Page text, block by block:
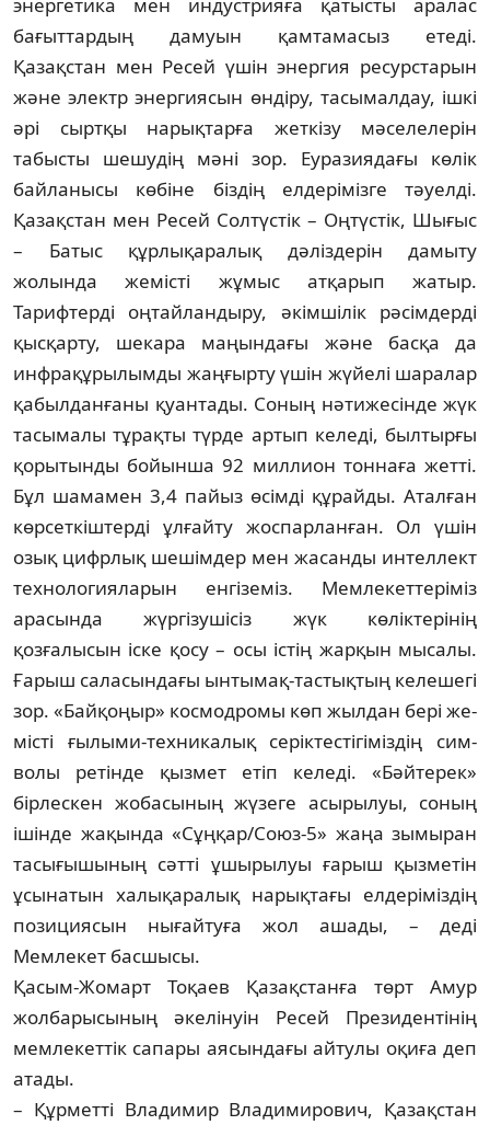
бағыттардың дамуын қамтамасыз етеді.
Қазақстан мен Ресей үшін энергия ре­сурстарын
және электр энер­гиясын өн­діру, тасымалдау, ішкі
әрі сырт­қы нарық­тарға жеткізу мәселелерін
табысты шешу­дің мәні зор. Еуразиядағы көлік
байланысы көбіне біздің елдерімізге тәуелді.
Қазақ­стан мен Ресей Солтүстік – Оңтүстік, Шы­ғыс
– Батыс құрлықаралық дәліз­дерін дамыту
жолында жемісті жұмыс ат­қарып жатыр.
Тарифтерді оңтайландыру, әкім­шілік рәсімдерді
қысқарту, шекара маңын­дағы және басқа да
инфрақұры­лым­ды жаң­ғырту үшін жүйелі шаралар
қабыл­дан­ғаны қуантады. Соның нәтижесінде жүк
тасымалы тұрақты түрде артып келеді, был­тырғы
қорытынды бойынша 92 мил­лион тоннаға жетті.
Бұл шамамен 3,4 пайыз өсімді құрайды. Аталған
көрсеткіш­терді ұлғайту жос­парланған. Ол үшін
озық цифрлық ше­шімдер мен жасанды интел­лект
техно­логияларын енгіземіз. Мемле­кеттеріміз
арасында жүргізушісіз жүк кө­ліктерінің
қозғалысын іске қосу – осы іс­тің жарқын мысалы.
Ғарыш саласындағы ын­тымақ-тастықтың келешегі
зор. «Бай­қоңыр» кос­модромы көп жылдан бері же­
місті ғы­лыми-техникалық серіктес­тігі­міздің сим­
волы ретінде қызмет етіп ке­ле­ді. «Бәйтерек»
бірлескен жобасының жү­зеге асырылуы, соның
ішінде жақында «Сұң­қар/Cоюз-5» жаңа зымыран
тасығы­шының сәтті ұшыры­луы ғарыш қызметін
ұсынатын халықаралық нарықтағы ел­дері­міздің
позициясын ны­ғай­туға жол аша­ды, – деді
Мемлекет басшысы.
Қасым-Жомарт Тоқаев Қазақстанға төрт Амур
жолбарысының әкелінуін Ресей Президентінің
мемлекеттік сапары аясын­дағы айтулы оқиға деп
атады.
– Құрметті Владимир Владимирович, Қа­зақстан